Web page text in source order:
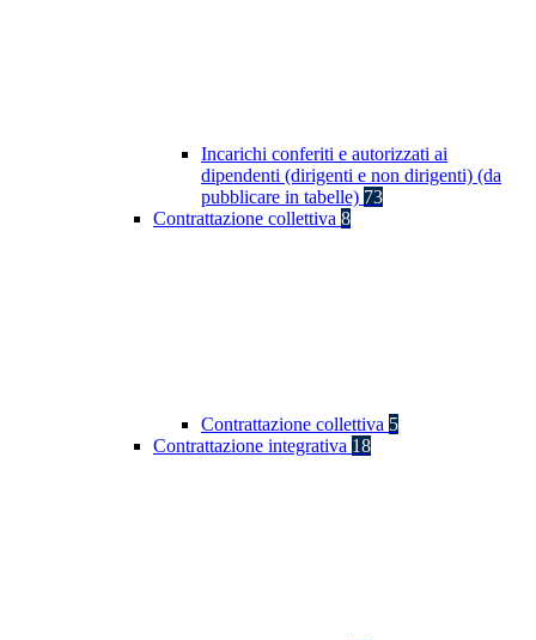
Incarichi conferiti e autorizzati ai
dipendenti (dirigenti e non dirigenti) (da
pubblicare in tabelle) 73
Contrattazione collettiva 8
Contrattazione collettiva 5
Contrattazione integrativa 18